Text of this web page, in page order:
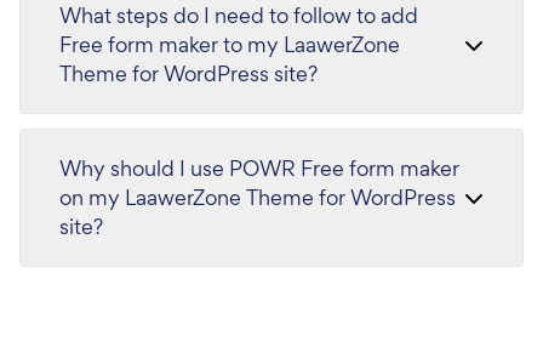
What steps do I need to follow to add
Free form maker to my LaawerZone
Theme for WordPress site?
Why should I use POWR Free form maker
on my LaawerZone Theme for WordPress
site?